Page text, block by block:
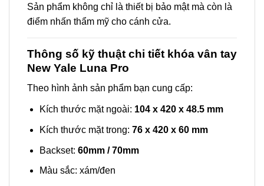
Sản phẩm không chỉ là thiết bị bảo mật mà còn là
điểm nhấn thẩm mỹ cho cánh cửa.
Thông số kỹ thuật chi tiết khóa vân tay
New Yale Luna Pro
Theo hình ảnh sản phẩm bạn cung cấp:
Kích thước mặt ngoài: 104 x 420 x 48.5 mm
Kích thước mặt trong: 76 x 420 x 60 mm
Backset: 60mm / 70mm
Màu sắc: xám/đen